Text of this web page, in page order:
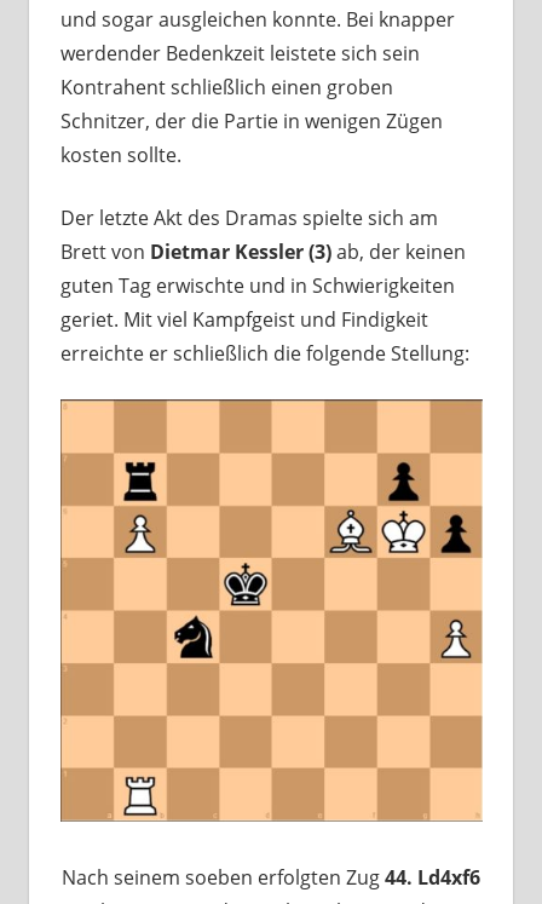
und sogar ausgleichen konnte. Bei knapper
werdender Bedenkzeit leistete sich sein
Kontrahent schließlich einen groben
Schnitzer, der die Partie in wenigen Zügen
kosten sollte.
Der letzte Akt des Dramas spielte sich am
Brett von Dietmar Kessler (3)ab, der keinen
guten Tag erwischte und in Schwierigkeiten
geriet. Mit viel Kampfgeist und Findigkeit
erreichte er schließlich die folgende Stellung:
Nach seinem soeben erfolgten Zug44. Ld4xf6